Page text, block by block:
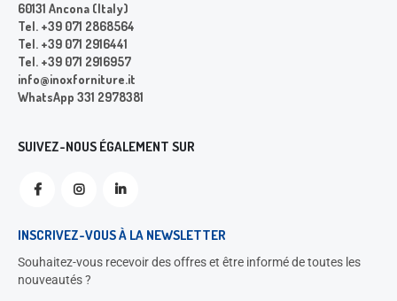
60131 Ancona (Italy)
Tel. +39 071 2868564
Tel. +39 071 2916441
Tel. +39 071 2916957
info@inoxforniture.it
WhatsApp 331 2978381
SUIVEZ-NOUS ÉGALEMENT SUR
INSCRIVEZ-VOUS À LA NEWSLETTER
Souhaitez-vous recevoir des offres et être informé de toutes les
nouveautés ?